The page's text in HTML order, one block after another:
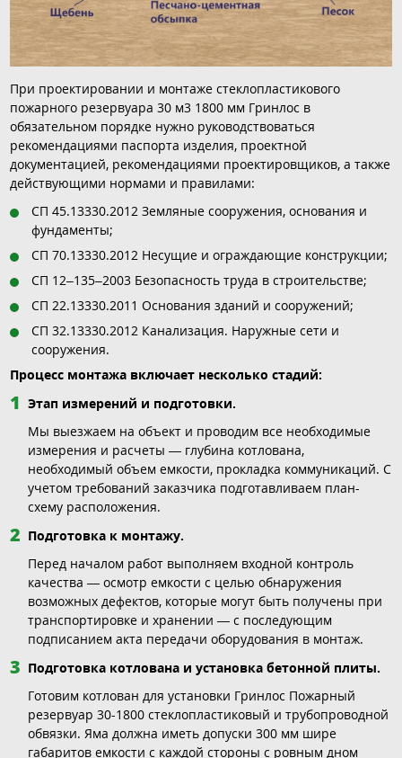
При проектировании и монтаже стеклопластикового
пожарного резервуара 30 м3 1800 мм Гринлос в
обязательном порядке нужно руководствоваться
рекомендациями паспорта изделия, проектной
документацией, рекомендациями проектировщиков, а также
действующими нормами и правилами:
СП 45.13330.2012 Земляные сооружения, основания и
фундаменты;
СП 70.13330.2012 Несущие и ограждающие конструкции;
СП 12–135–2003 Безопасность труда в строительстве;
СП 22.13330.2011 Основания зданий и сооружений;
СП 32.13330.2012 Канализация. Наружные сети и
сооружения.
Процесс монтажа включает несколько стадий:
Этап измерений и подготовки.
Мы выезжаем на объект и проводим все необходимые
измерения и расчеты — глубина котлована,
необходимый объем емкости, прокладка коммуникаций. С
учетом требований заказчика подготавливаем план-
схему расположения.
Подготовка к монтажу.
Перед началом работ выполняем входной контроль
качества — осмотр емкости с целью обнаружения
возможных дефектов, которые могут быть получены при
транспортировке и хранении — с последующим
подписанием акта передачи оборудования в монтаж.
Подготовка котлована и установка бетонной плиты.
Готовим котлован для установки Гринлос Пожарный
резервуар 30-1800 стеклопластиковый и трубопроводной
обвязки. Яма должна иметь допуски 300 мм шире
габаритов емкости с каждой стороны с ровным дном